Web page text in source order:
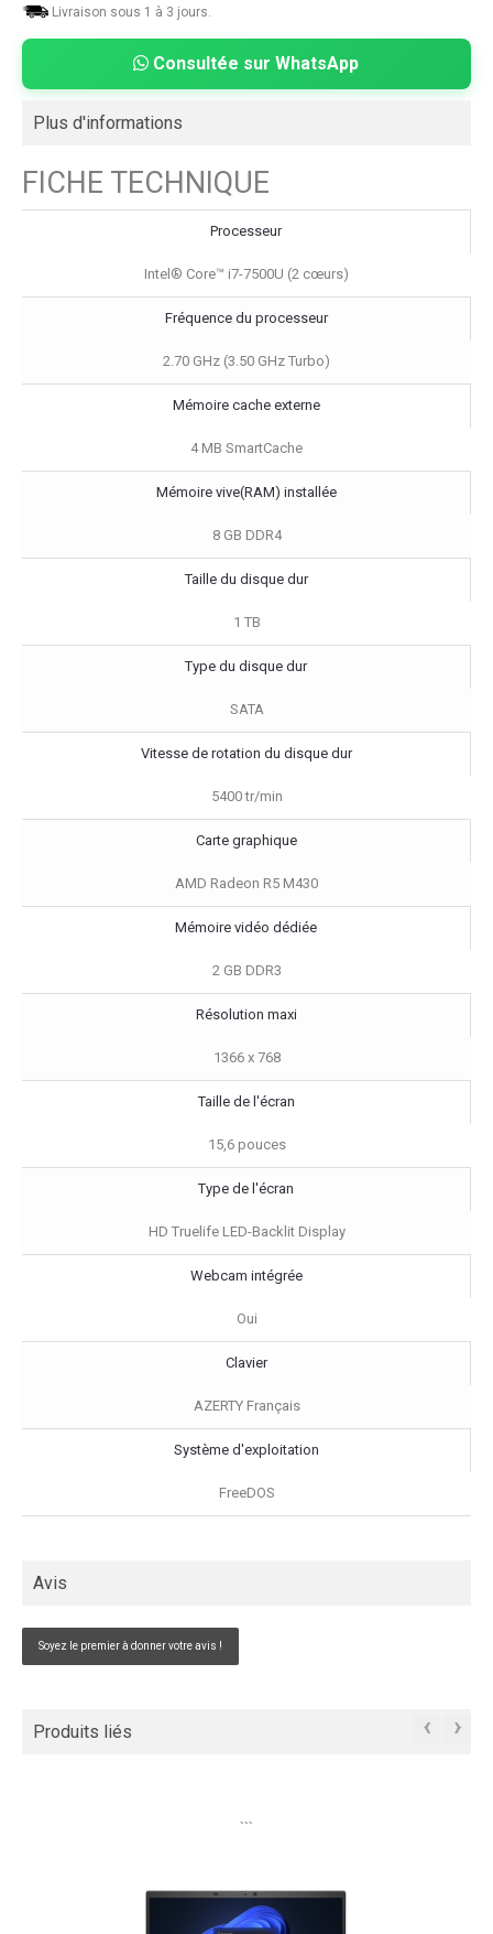
Livraison sous 1 à 3 jours.
Consultée sur WhatsApp
Plus d'informations
FICHE TECHNIQUE
Processeur
Intel® Core™ i7-7500U (2 cœurs)
Fréquence du processeur
2.70 GHz (3.50 GHz Turbo)
Mémoire cache externe
4 MB SmartCache
Mémoire vive(RAM) installée
8 GB DDR4
Taille du disque dur
1 TB
Type du disque dur
SATA
Vitesse de rotation du disque dur
5400 tr/min
Carte graphique
AMD Radeon R5 M430
Mémoire vidéo dédiée
2 GB DDR3
Résolution maxi
1366 x 768
Taille de l'écran
15,6 pouces
Type de l'écran
HD Truelife LED-Backlit Display
Webcam intégrée
Oui
Clavier
AZERTY Français
Système d'exploitation
FreeDOS
Avis
Soyez le premier à donner votre avis !
Produits liés ‹ ›
```